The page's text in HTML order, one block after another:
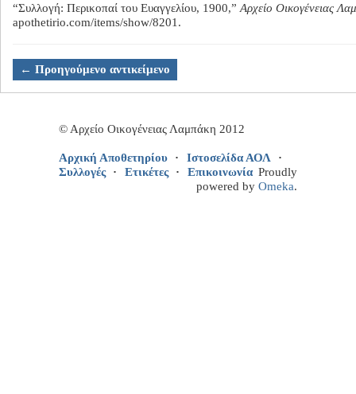
“Συλλογή: Περικοπαί του Ευαγγελίου, 1900,” Αρχείο Οικογένειας
apothetirio.com/items/show/8201 .
← Προηγούμενο αντικείμενο
© Αρχείο Οικογένειας Λαμπάκη 2012
Αρχική Αποθετηρίου
Ιστοσελίδα ΑΟΛ
Συλλογές
Ετικέτες Επικοινωνία Proudly
powered by Omeka.